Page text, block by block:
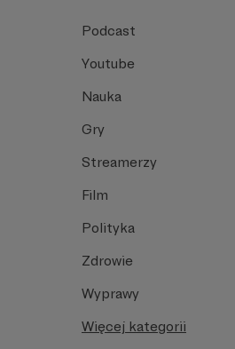
Podcast
Youtube
Nauka
Gry
Streamerzy
Film
Polityka
Zdrowie
Wyprawy
Więcej kategorii